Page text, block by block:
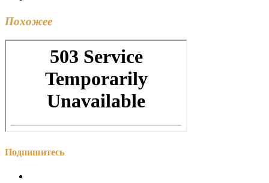
Похожее
Подпишитесь